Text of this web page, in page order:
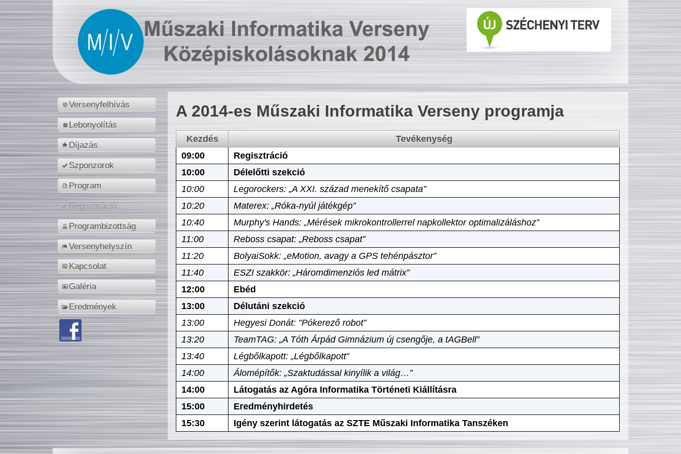
Versenyfelhívás
Lebonyolítás
Díjazás
Szponzorok
Program
Regisztráció
Programbizottság
Versenyhelyszín
Kapcsolat
Galéria
Eredmények
A 2014-es Műszaki Informatika Verseny programja
Kezdés
Tevékenység
09:00
Regisztráció
10:00
Délelőtti szekció
10:00
Legorockers: „A XXI. század menekítő csapata”
10:20
Materex: „Róka-nyúl játékgép”
10:40
Murphy's Hands: „Mérések mikrokontrollerrel napkollektor optimalizáláshoz”
11:00
Reboss csapat: „Reboss csapat”
11:20
BolyaiSokk: „eMotion, avagy a GPS tehénpásztor”
11:40
ESZI szakkör: „Háromdimenziós led mátrix”
12:00
Ebéd
13:00
Délutáni szekció
13:00
Hegyesi Donát: ”Pókerező robot”
13:20
TeamTAG: „A Tóth Árpád Gimnázium új csengője, a tAGBell”
13:40
Légbőlkapott: „Légbőlkapott”
14:00
Álomépítők: „Szaktudással kinyílik a világ…”
14:00
Látogatás az Agóra Informatika Történeti Kiállításra
15:00
Eredményhirdetés
15:30
Igény szerint látogatás az SZTE Műszaki Informatika Tanszéken